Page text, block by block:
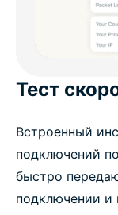
Тест
Встроенный
подключений
быстро
подключении и